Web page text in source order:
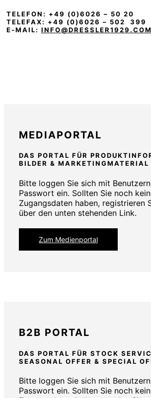
TELEFON: +49 (0)6026 – 50 20
TELEFAX: +49 (0)6026 – 502 399
E-MAIL: INFO@DRESSLER1929.COM
MEDIAPORTAL
DAS PORTAL FÜR
BILDER & MARKETINGMATERIAL
Bitte loggen Sie sich mit
Passwort ein. Sollten Sie noch
Zugangsdaten haben, registrieren
über den unten stehenden Link.
Zum Medienportal
B2B PORTAL
DAS PORTAL FÜR STOCK
SEASONAL OFFER & SPECIAL
Bitte loggen Sie sich mit
Passwort ein. Sollten Sie noch